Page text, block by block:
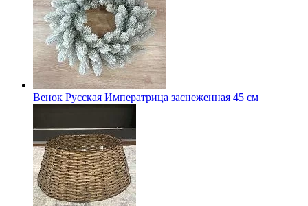
Венок Русская Императрица заснеженная 45 см